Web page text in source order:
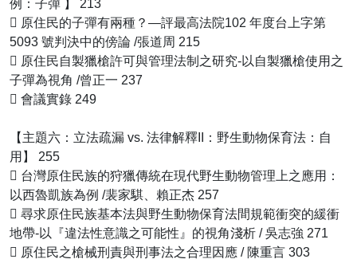
例：子彈 】 213
􀁺 原住民的子彈有兩種？—評最高法院102 年度台上字第
5093 號判決中的傍論 /張道周 215
􀁺 原住民自製獵槍許可與管理法制之研究-以自製獵槍使用之
子彈為視角 /曾正一 237
􀁺 會議實錄 249
【主題六：立法疏漏 vs. 法律解釋II：野生動物保育法：自
用】 255
􀁺 台灣原住民族的狩獵傳統在現代野生動物管理上之應用：
以西魯凱族為例 /裴家騏、賴正杰 257
􀁺 尋求原住民族基本法與野生動物保育法間規範衝突的緩衝
地帶-以『違法性意識之可能性』的視角淺析 / 吳志強 271
􀁺 原住民之槍械刑責與刑事法之合理因應 / 陳重言 303